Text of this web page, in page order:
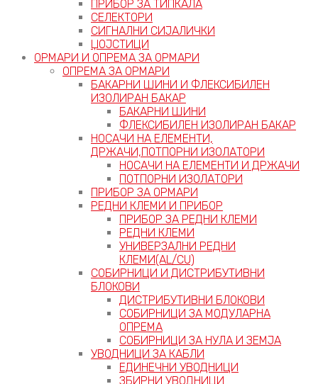
ПРИБОР ЗА ТИПКАЛА
СЕЛЕКТОРИ
СИГНАЛНИ СИЈАЛИЧКИ
ЏОЈСТИЦИ
ОРМАРИ И ОПРЕМА ЗА ОРМАРИ
ОПРЕМА ЗА ОРМАРИ
БАКАРНИ ШИНИ И ФЛЕКСИБИЛЕН
ИЗОЛИРАН БАКАР
БАКАРНИ ШИНИ
ФЛЕКСИБИЛЕН ИЗОЛИРАН БАКАР
НОСАЧИ НА ЕЛЕМЕНТИ,
ДРЖАЧИ,ПОТПОРНИ ИЗОЛАТОРИ
НОСАЧИ НА ЕЛЕМЕНТИ И ДРЖАЧИ
ПОТПОРНИ ИЗОЛАТОРИ
ПРИБОР ЗА ОРМАРИ
РЕДНИ КЛЕМИ И ПРИБОР
ПРИБОР ЗА РЕДНИ КЛЕМИ
РЕДНИ КЛЕМИ
УНИВЕРЗАЛНИ РЕДНИ
КЛЕМИ(AL/CU)
СОБИРНИЦИ И ДИСТРИБУТИВНИ
БЛОКОВИ
ДИСТРИБУТИВНИ БЛОКОВИ
СОБИРНИЦИ ЗА МОДУЛАРНА
ОПРЕМА
СОБИРНИЦИ ЗА НУЛА И ЗЕМЈА
УВОДНИЦИ ЗА КАБЛИ
ЕДИНЕЧНИ УВОДНИЦИ
ЗБИРНИ УВОДНИЦИ